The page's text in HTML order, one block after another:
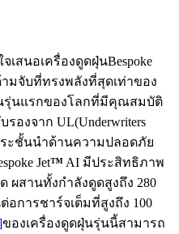
สนอเครื่องดูดฝุ่นBespoke
มจับที่ทรงพลังที่สุดเท่าของ
รุ่นแรกของโลกที่มีคุณสมบัติ
งจาก UL(Underwriters
ระชั้นนำด้านความปลอดภัย
Jet™ AI มีประสิทธิภาพ
ผสานทั้งกำลังดูดสูงถึง 280
อการชาร์จเต็มที่สูงถึง 100
ของเครื่องดูดฝุ่นรุ่นนี้สามารถ